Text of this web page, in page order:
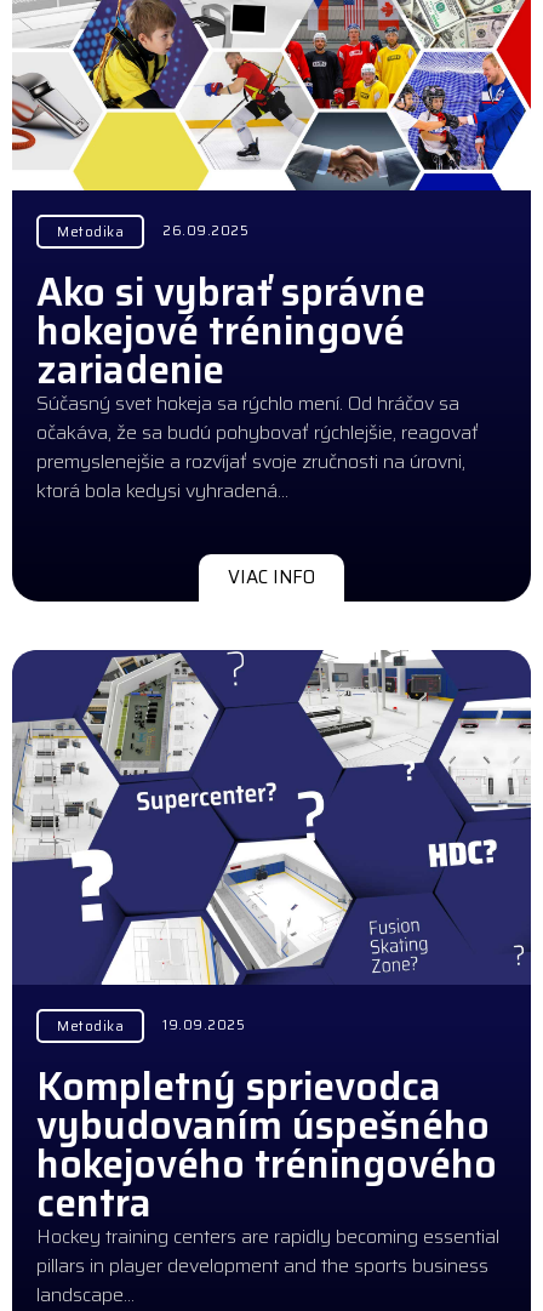
Metodika 26.09.2025
Ako si vybrať správne
hokejové tréningové
zariadenie
Súčasný svet hokeja sa rýchlo mení. Od hráčov sa
očakáva, že sa budú pohybovať rýchlejšie, reagovať
premyslenejšie a rozvíjať svoje zručnosti na úrovni,
ktorá bola kedysi vyhradená…
VIAC INFO
Metodika 19.09.2025
Kompletný sprievodca
vybudovaním úspešného
hokejového tréningového
centra
Hockey training centers are rapidly becoming essential
pillars in player development and the sports business
landscape…